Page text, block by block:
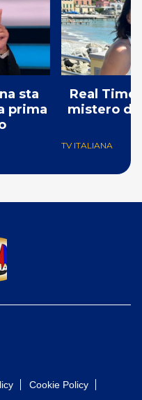
sta
prima
Real
mistero
TV ITALIANA
Cookie Policy